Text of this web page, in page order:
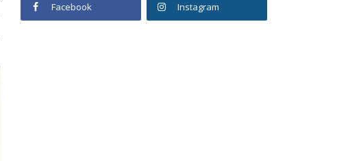
Facebook Instagram